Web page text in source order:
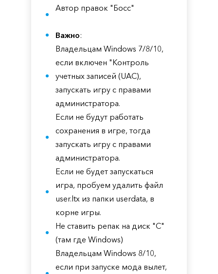
Автор правок "Босс"
Важно:
Владельцам Windows 7/8/10,
если включен "Контроль
учетных записей (UAC),
запускать игру с правами
администратора.
Если не будут работать
сохранения в игре, тогда
запускать игру с правами
администратора.
Если не будет запускаться
игра, пробуем удалить файл
user.ltx из папки userdata, в
корне игры.
Не ставить репак на диск "С"
(там где Windows)
Владельцам Windows 8/10,
если при запуске мода вылет,